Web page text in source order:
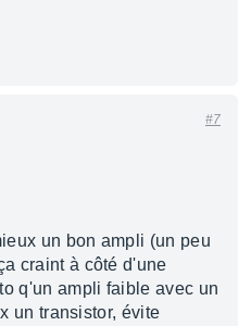
#7
un bon ampli (un peu
craint à côté d'une
q'un ampli faible avec un
un transistor, évite